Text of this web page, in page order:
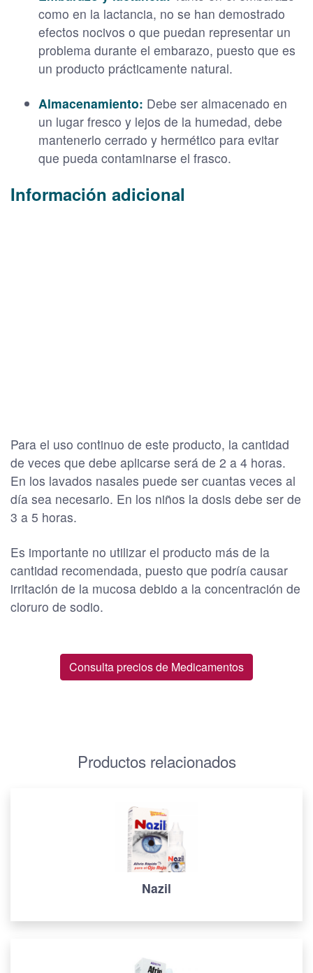
como en la lactancia, no se han demostrado
efectos nocivos o que puedan representar un
problema durante el embarazo, puesto que es
un producto prácticamente natural.
Almacenamiento: Debe ser almacenado en
un lugar fresco y lejos de la humedad, debe
mantenerlo cerrado y hermético para evitar
que pueda contaminarse el frasco.
Información adicional
Para el uso continuo de este producto, la cantidad
de veces que debe aplicarse será de 2 a 4 horas.
En los lavados nasales puede ser cuantas veces al
día sea necesario. En los niños la dosis debe ser de
3 a 5 horas.
Es importante no utilizar el producto más de la
cantidad recomendada, puesto que podría causar
irritación de la mucosa debido a la concentración de
cloruro de sodio.
Consulta precios de Medicamentos
Productos relacionados
Nazil